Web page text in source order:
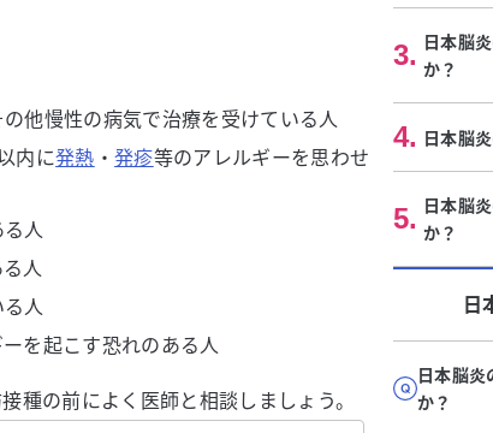
他慢性の病気で治療を受けている人
内に発熱 ・発疹等のアレルギーを思わせ
人
人
人
を起こす恐れのある人
種の前によく医師と相談しましょう。
3. 日本脳
か？
4. 日本脳
5. 日本脳
か？
日
日本脳炎
か？